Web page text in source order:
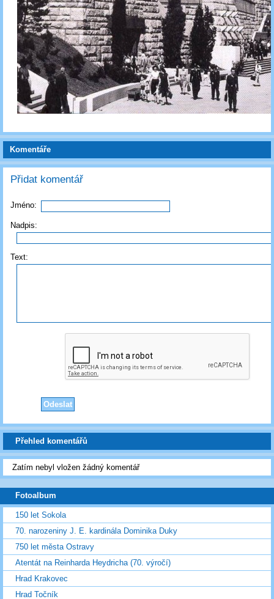
Komentáře
Přidat komentář
Jméno:
Nadpis:
Text:
Přehled komentářů
Zatím nebyl vložen žádný komentář
Fotoalbum
150 let Sokola
70. narozeniny J. E. kardinála Dominika Duky
750 let města Ostravy
Atentát na Reinharda Heydricha (70. výročí)
Hrad Krakovec
Hrad Točník